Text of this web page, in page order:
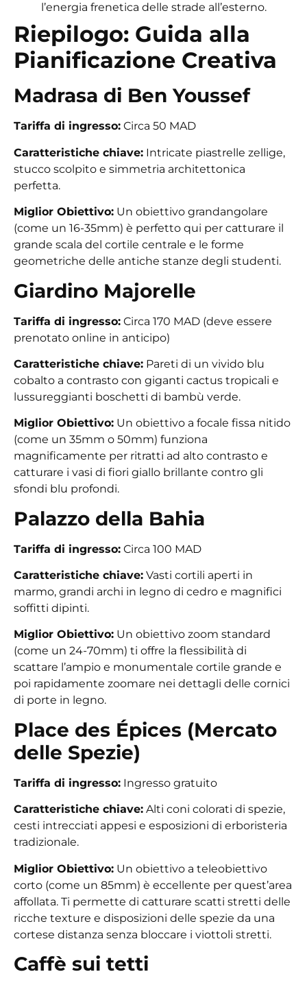
l’energia frenetica delle strade all’esterno.
Riepilogo: Guida alla
Pianificazione Creativa
Madrasa di Ben Youssef
Tariffa di ingresso: Circa 50 MAD
Caratteristiche chiave: Intricate piastrelle zellige,
stucco scolpito e simmetria architettonica
perfetta.
Miglior Obiettivo: Un obiettivo grandangolare
(come un 16-35mm) è perfetto qui per catturare il
grande scala del cortile centrale e le forme
geometriche delle antiche stanze degli studenti.
Giardino Majorelle
Tariffa di ingresso: Circa 170 MAD (deve essere
prenotato online in anticipo)
Caratteristiche chiave: Pareti di un vivido blu
cobalto a contrasto con giganti cactus tropicali e
lussureggianti boschetti di bambù verde.
Miglior Obiettivo: Un obiettivo a focale fissa nitido
(come un 35mm o 50mm) funziona
magnificamente per ritratti ad alto contrasto e
catturare i vasi di fiori giallo brillante contro gli
sfondi blu profondi.
Palazzo della Bahia
Tariffa di ingresso: Circa 100 MAD
Caratteristiche chiave: Vasti cortili aperti in
marmo, grandi archi in legno di cedro e magnifici
soffitti dipinti.
Miglior Obiettivo: Un obiettivo zoom standard
(come un 24-70mm) ti offre la flessibilità di
scattare l’ampio e monumentale cortile grande e
poi rapidamente zoomare nei dettagli delle cornici
di porte in legno.
Place des Épices (Mercato
delle Spezie)
Tariffa di ingresso: Ingresso gratuito
Caratteristiche chiave: Alti coni colorati di spezie,
cesti intrecciati appesi e esposizioni di erboristeria
tradizionale.
Miglior Obiettivo: Un obiettivo a teleobiettivo
corto (come un 85mm) è eccellente per quest’area
affollata. Ti permette di catturare scatti stretti delle
ricche texture e disposizioni delle spezie da una
cortese distanza senza bloccare i viottoli stretti.
Caffè sui tetti